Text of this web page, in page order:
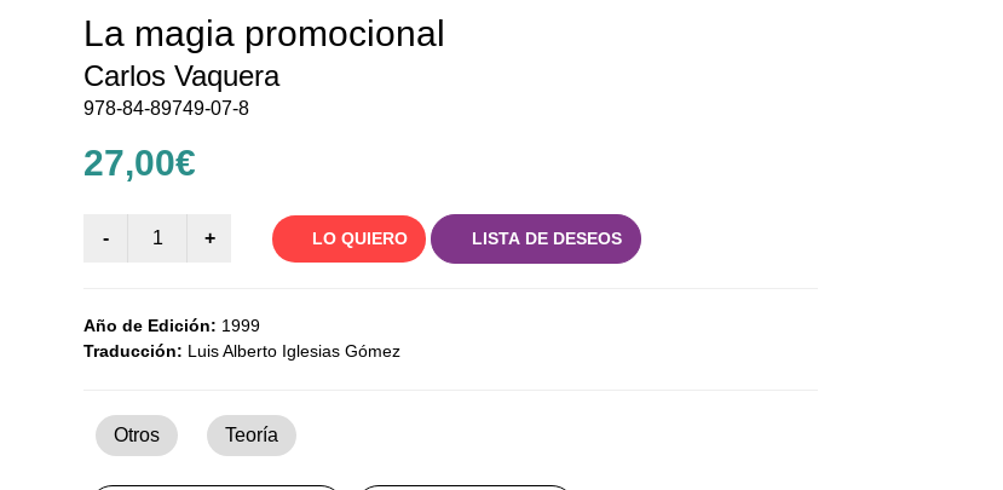
La magia promocional
Carlos Vaquera
978-84-89749-07-8
27,00€
LO QUIERO LISTA DE DESEOS
Año de Edición: 1999
Traducción: Luis Alberto Iglesias Gómez
Otros Teoría